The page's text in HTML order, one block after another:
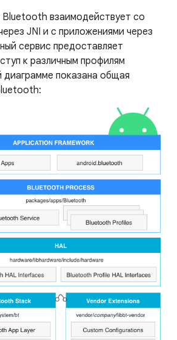
взаимодействует со
JNI и с приложениями через
сервис предоставляет
к различным профилям
показана общая